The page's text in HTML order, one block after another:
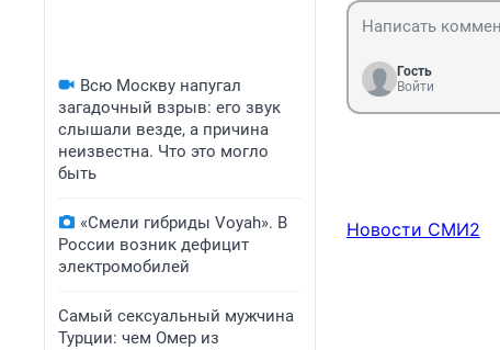
Всю Москву напугал
загадочный взрыв: его звук
слышали везде, а причина
неизвестна. Что это могло
быть
«Смели гибриды Voyah». В
России возник дефицит
электромобилей
Самый сексуальный мужчина
Турции: чем Омер из
Гость
Войти
Новости СМИ2